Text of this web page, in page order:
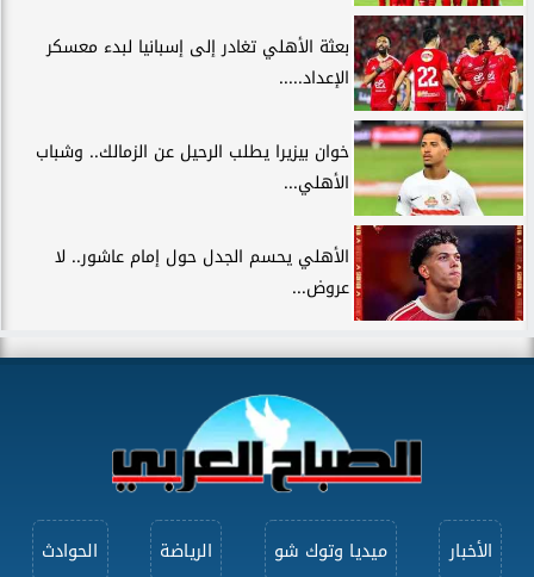
بعثة الأهلي تغادر إلى إسبانيا لبدء معسكر
الإعداد.....
خوان بيزيرا يطلب الرحيل عن الزمالك.. وشباب
الأهلي...
الأهلي يحسم الجدل حول إمام عاشور.. لا
عروض...
الأخبار ميديا وتوك شو الرياضة الحوادث